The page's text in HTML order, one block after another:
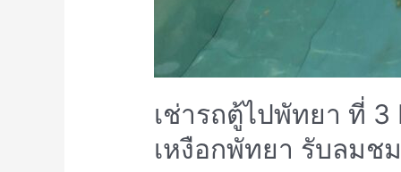
เช่ารถตู้ไปพัทยา ที่
เหงือกพัทยา รับลมช